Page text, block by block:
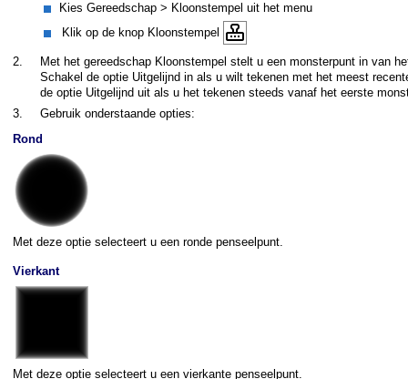
Kies Gereedschap > Kloonstempel uit het menu
Klik op de knop Kloonstempel
2.
Met het gereedschap Kloonstempel stelt u een monsterpunt in van
Schakel de optie Uitgelijnd in als u wilt tekenen met het meest
de optie Uitgelijnd uit als u het tekenen steeds vanaf het eerste
3.
Gebruik onderstaande opties:
Rond
Met deze optie selecteert u een ronde penseelpunt.
Vierkant
Met deze optie selecteert u een vierkante penseelpunt.